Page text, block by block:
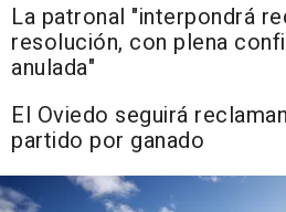
La patronal "interpondrá
resolución, con plena
anulada"
El Oviedo seguirá
partido por ganado